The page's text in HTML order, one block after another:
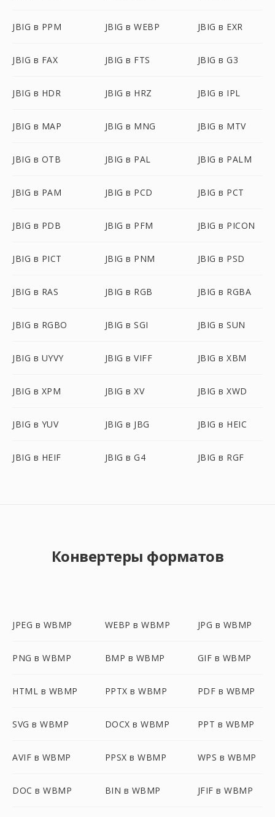
JBIG в PPM JBIG в WEBP JBIG в EXR
JBIG в FAX JBIG в FTS JBIG в G3
JBIG в HDR JBIG в HRZ JBIG в IPL
JBIG в MAP JBIG в MNG JBIG в MTV
JBIG в OTB JBIG в PAL JBIG в PALM
JBIG в PAM JBIG в PCD JBIG в PCT
JBIG в PDB JBIG в PFM JBIG в PICON
JBIG в PICT JBIG в PNM JBIG в PSD
JBIG в RAS JBIG в RGB JBIG в RGBA
JBIG в RGBO JBIG в SGI JBIG в SUN
JBIG в UYVY JBIG в VIFF JBIG в XBM
JBIG в XPM JBIG в XV JBIG в XWD
JBIG в YUV JBIG в JBG JBIG в HEIC
JBIG в HEIF JBIG в G4 JBIG в RGF
Конвертеры форматов
JPEG в WBMP WEBP в WBMP JPG в WBMP
PNG в WBMP BMP в WBMP GIF в WBMP
HTML в WBMP PPTX в WBMP PDF в WBMP
SVG в WBMP DOCX в WBMP PPT в WBMP
AVIF в WBMP PPSX в WBMP WPS в WBMP
DOC в WBMP BIN в WBMP JFIF в WBMP